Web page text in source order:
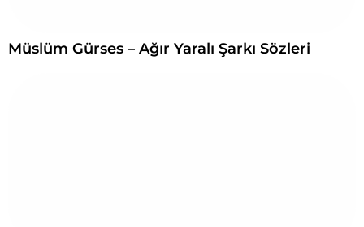
Müslüm Gürses – Ağır Yaralı Şarkı Sözleri